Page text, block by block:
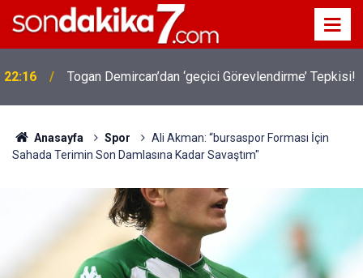
22:16 Togan Demircan’dan ‘geçici Görevlendirme’ Tepkisi!
Anasayfa Spor
Ali Akman: “bursaspor Forması İçin
Sahada Terimin Son Damlasına Kadar Savaştım"